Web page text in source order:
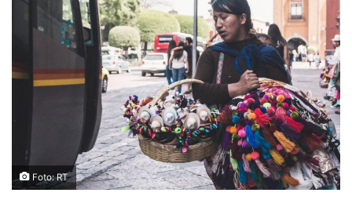
Foto: RT